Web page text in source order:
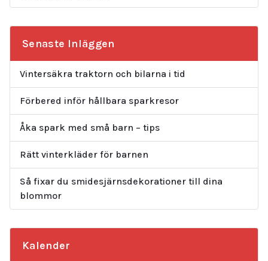
Senaste Inläggen
Vintersäkra traktorn och bilarna i tid
Förbered inför hållbara sparkresor
Åka spark med små barn – tips
Rätt vinterkläder för barnen
Så fixar du smidesjärnsdekorationer till dina
blommor
Kalender